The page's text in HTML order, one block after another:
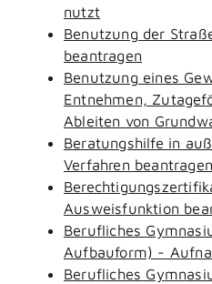
nutzt
Benutzung der
beantragen
Benutzung eines
Entnehmen,
Ableiten von
Beratungshilfe in
Verfahren beantragen
Ausweisfunktion
Berufliches
Aufbauform) -
Berufliches